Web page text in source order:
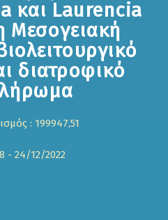
και Laurencia
Μεσογειακή
διατροφικό
: 199947,51
- 24/12/2022